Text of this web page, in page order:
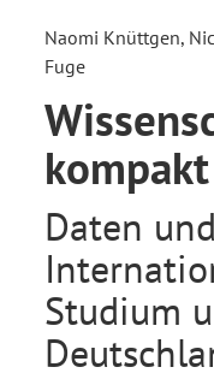
Naomi Knüttgen,
Fuge
Daten
Studium